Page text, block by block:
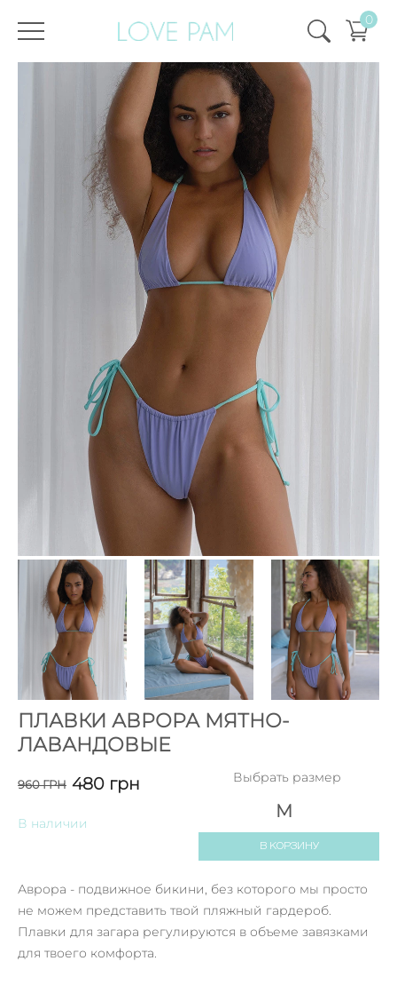
0
Главная Раздельные Аврора, Плавки ,ECO SALE
50%
Плавки Аврора Мятно-
Лавандовые
ПЛАВКИ АВРОРА МЯТНО-
ЛАВАНДОВЫЕ
960ГРН 480 грн
В наличии
Выбрать размер
M
В КОРЗИНУ
Аврора - подвижное бикини, без которого мы просто
не можем представить твой пляжный гардероб.
Плавки для загара регулируются в объеме завязками
для твоего комфорта.